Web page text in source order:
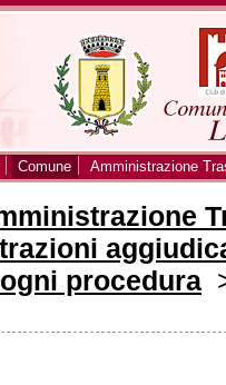
Comune Amministrazione
procedura